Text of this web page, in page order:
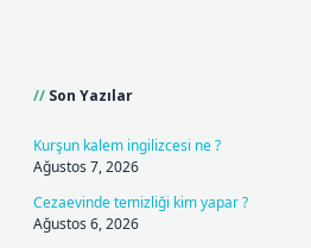
Son Yazılar
Kurşun kalem ingilizcesi ne ?
Ağustos 7, 2026
Cezaevinde temizliği kim yapar ?
Ağustos 6, 2026